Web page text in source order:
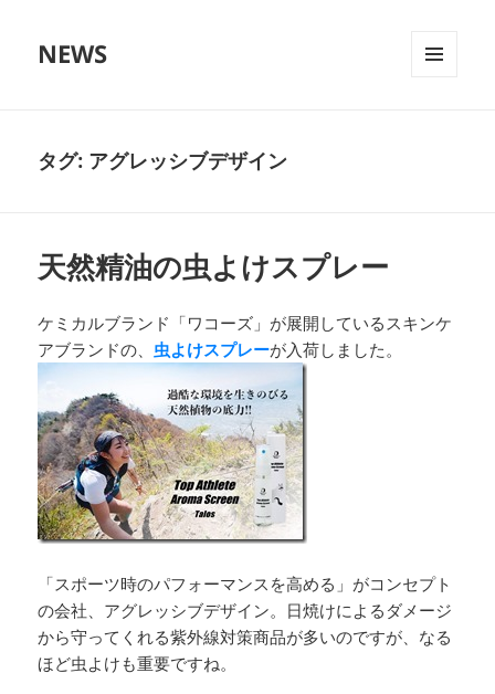
NEWS
タグ: アグレッシブデザイン
天然精油の虫よけスプレー
ケミカルブランド「ワコーズ」が展開しているスキンケ
アブランドの、 虫よけスプレーが入荷しました。
「スポーツ時のパフォーマンスを高める」がコンセプト
の会社、アグレッシブデザイン。日焼けによるダメージ
から守ってくれる紫外線対策商品が多いのですが、なる
ほど虫よけも重要ですね。